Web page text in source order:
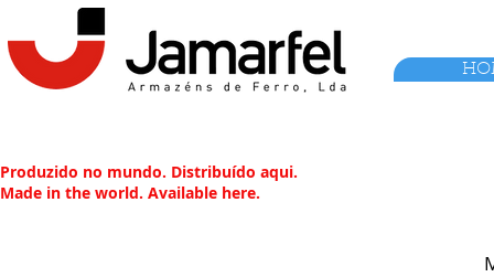
Produzido no mundo. Distribuído aqui.
Made in the world. Available here.